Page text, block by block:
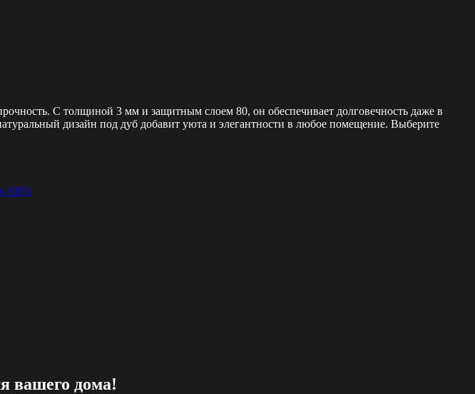
С толщиной 3 мм и защитным слоем 80, он обеспечивает долговечность даже в
дизайн под дуб добавит уюта и элегантности в любое помещение. Выберите
КМ5
вашего дома!